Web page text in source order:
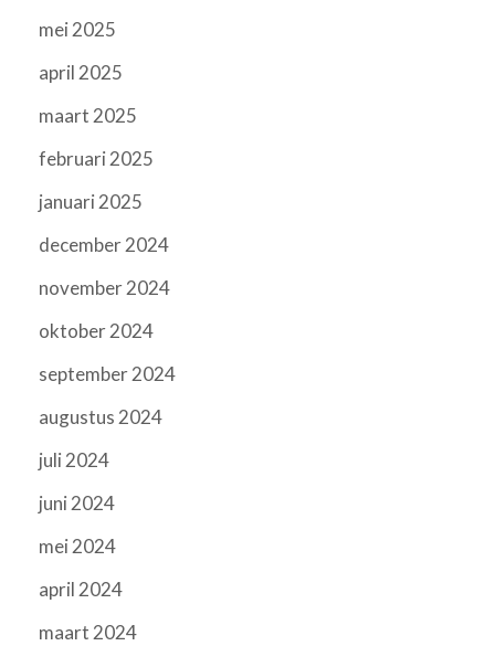
mei 2025
april 2025
maart 2025
februari 2025
januari 2025
december 2024
november 2024
oktober 2024
september 2024
augustus 2024
juli 2024
juni 2024
mei 2024
april 2024
maart 2024